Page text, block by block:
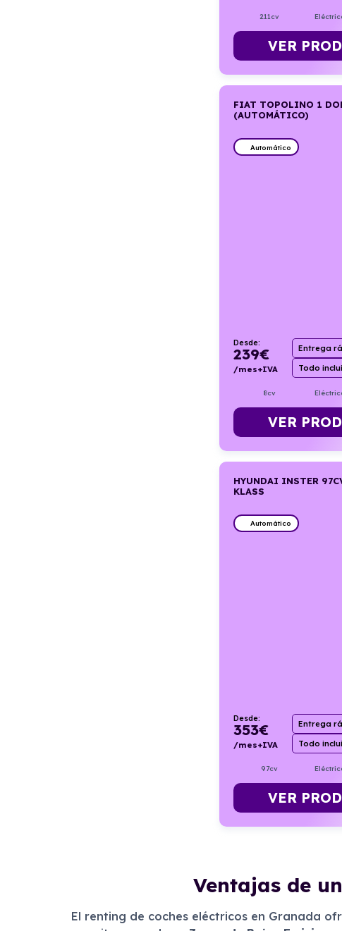
211cv
VER
FIAT TOPOLINO 1
(AUTOMÁTICO)
Automático
Desde:
239€
/mes+IVA
Entrega
Todo
8cv
VER
HYUNDAI INSTER
KLASS
Automático
Desde:
353€
/mes+IVA
Entrega
Todo
97cv
VER
Ventajas de
El renting de coches eléctricos en Granada